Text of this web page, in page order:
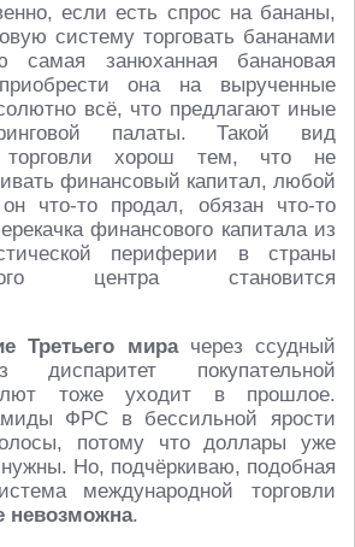
если есть спрос на бананы,
систему торговать бананами
самая занюханная банановая
она на вырученные
всё, что предлагают иные
палаты. Такой вид
торговли хорош тем, что не
финансовый капитал, любой
что-то продал, обязан что-то
финансового капитала из
периферии в страны
центра становится
Третьего мирачерез ссудный
диспаритет покупательной
тоже уходит в прошлое.
ФРС в бессильной ярости
потому что доллары уже
Но, подчёркиваю, подобная
международной торговли
невозможна.